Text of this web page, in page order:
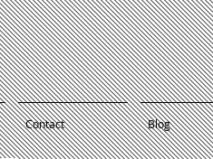
Contact Blog